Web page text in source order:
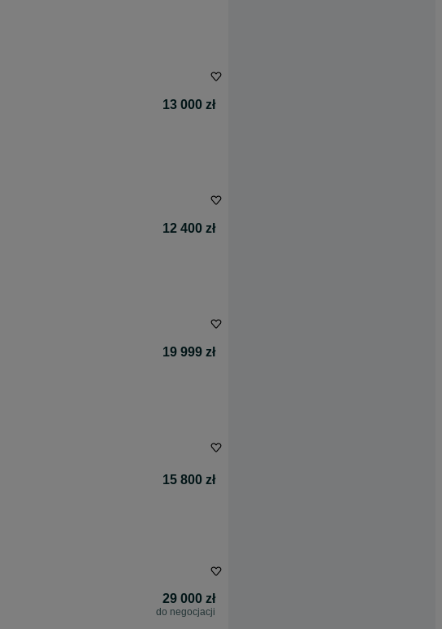
13 000 zł
12 400 zł
19 999 zł
15 800 zł
29 000 zł
do negocjacji